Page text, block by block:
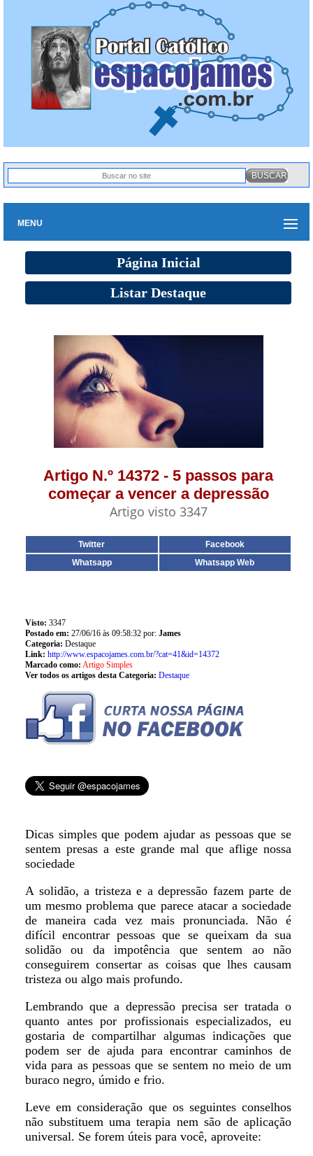
MENU
Página Inicial
Listar Destaque
Artigo N.º 14372 - 5 passos para
começar a vencer a depressão
Artigo visto 3347
Twitter
Facebook
Whatsapp
Whatsapp Web
Visto: 3347
Postado em: 27/06/16 às 09:58:32 por: James
Categoria: Destaque
Link: http://www.espacojames.com.br/?cat=41&id=14372
Marcado como: Artigo Simples
Ver todos os artigos desta Categoria: Destaque
Dicas simples que podem ajudar as pessoas que se
sentem presas a este grande mal que aflige nossa
sociedade
A solidão, a tristeza e a depressão fazem parte de
um mesmo problema que parece atacar a sociedade
de maneira cada vez mais pronunciada. Não é
difícil encontrar pessoas que se queixam da sua
solidão ou da impotência que sentem ao não
conseguirem consertar as coisas que lhes causam
tristeza ou algo mais profundo.
Lembrando que a depressão precisa ser tratada o
quanto antes por profissionais especializados, eu
gostaria de compartilhar algumas indicações que
podem ser de ajuda para encontrar caminhos de
vida para as pessoas que se sentem no meio de um
buraco negro, úmido e frio.
Leve em consideração que os seguintes conselhos
não substituem uma terapia nem são de aplicação
universal. Se forem úteis para você, aproveite: